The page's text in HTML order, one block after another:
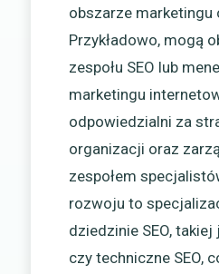
obszarze marketingu
Przykładowo, mogą
zespołu SEO lub
marketingu
odpowiedzialni za
organizacji oraz
zespołem
rozwoju to
dziedzinie SEO, takiej
czy techniczne SEO,